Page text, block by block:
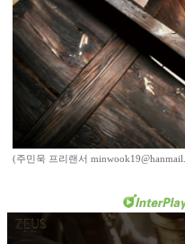
(주민욱 프리랜서